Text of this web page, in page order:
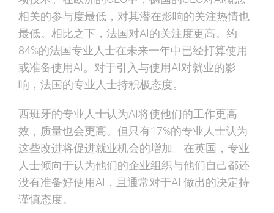
相关的参与度最低，对其潜在影响的关注热情也
最低。相比之下，法国对AI的关注度更高。约
84%的法国专业人士在未来一年中已经打算使用
或准备使用AI。对于引入与使用AI对就业的影
响，法国的专业人士持积极态度。
西班牙的专业人士认为AI将使他们的工作更高
效，质量也会更高。但只有17%的专业人士认为
这些改进将促进就业机会的增加。在英国，专业
人士倾向于认为他们的企业组织与他们自己都还
没有准备好使用AI，且通常对于AI 做出的决定持
谨慎态度。